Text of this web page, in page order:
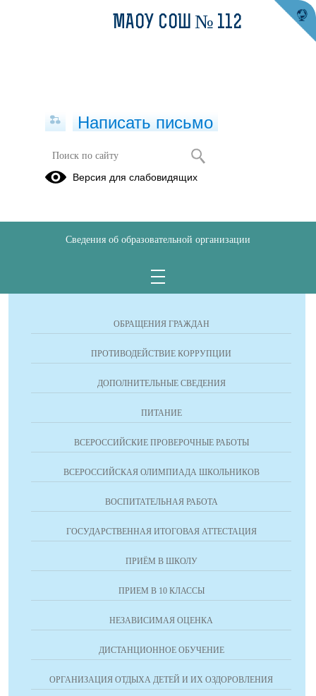
Рейтинги школьного этапа
ОБРАЩЕНИЯ ГРАЖДАН
ПРОТИВОДЕЙСТВИЕ КОРРУПЦИИ
ДОПОЛНИТЕЛЬНЫЕ СВЕДЕНИЯ
ПИТАНИЕ
ВСЕРОССИЙСКИЕ ПРОВЕРОЧНЫЕ РАБОТЫ
ВСЕРОССИЙСКАЯ ОЛИМПИАДА ШКОЛЬНИКОВ
ВОСПИТАТЕЛЬНАЯ РАБОТА
ГОСУДАРСТВЕННАЯ ИТОГОВАЯ АТТЕСТАЦИЯ
ПРИЁМ В ШКОЛУ
ПРИЕМ В 10 КЛАССЫ
НЕЗАВИСИМАЯ ОЦЕНКА
ДИСТАНЦИОННОЕ ОБУЧЕНИЕ
ОРГАНИЗАЦИЯ ОТДЫХА ДЕТЕЙ И ИХ ОЗДОРОВЛЕНИЯ
МАОУ СОШ № 112
Написать письмо
Версия для слабовидящих
Сведения об образовательной организации